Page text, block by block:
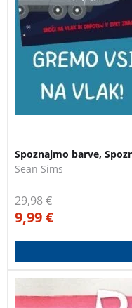
Spoznajmo barve,
Sean Sims
29,98€
9,99€
Rozi je zvedava